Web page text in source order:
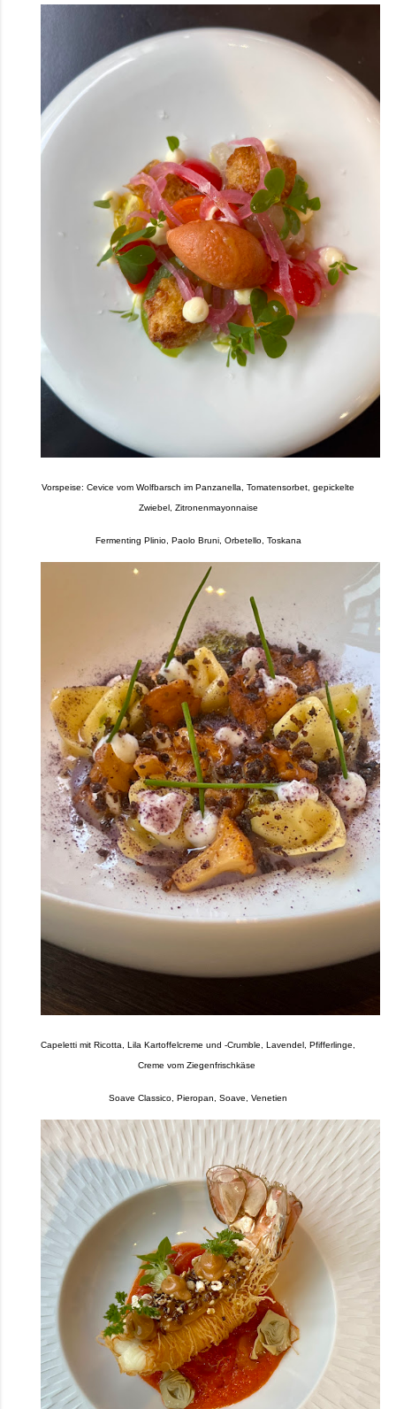
Vorspeise: Cevice vom Wolfbarsch im Panzanella, Tomatensorbet, gepickelte
Zwiebel, Zitronenmayonnaise
Fermenting Plinio, Paolo Bruni, Orbetello, Toskana
Capeletti mit Ricotta, Lila Kartoffelcreme und -Crumble, Lavendel, Pfifferlinge,
Creme vom Ziegenfrischkäse
Soave Classico, Pieropan, Soave, Venetien